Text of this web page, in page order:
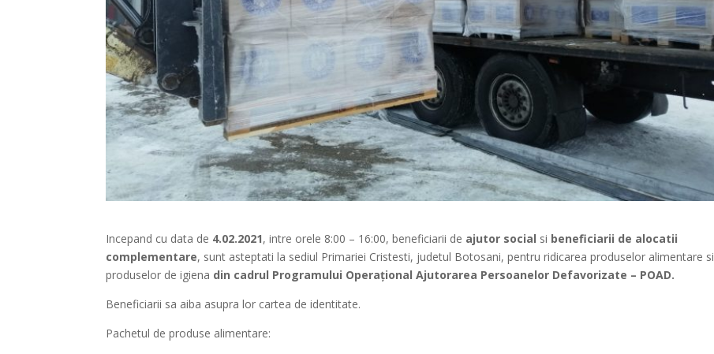
Incepand cu data de 4.02.2021, intre orele 8:00 – 16:00, beneficiarii de ajutor social si beneficiarii de alocatii
complementare, sunt asteptati la sediul Primariei Cristesti, judetul Botosani, pentru ridicarea produselor alimentare si
produselor de igiena din cadrul Programului Operaţional Ajutorarea Persoanelor Defavorizate – POAD.
Beneficiarii sa aiba asupra lor cartea de identitate.
Pachetul de produse alimentare: